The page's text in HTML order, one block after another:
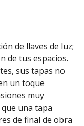
de llaves de luz;
de tus espacios.
sus tapas no
un toque
muy
una tapa
de final de obra